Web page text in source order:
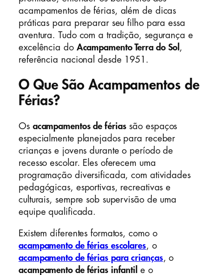
acampamentos de férias, além de dicas
práticas para preparar seu filho para essa
aventura. Tudo com a tradição, segurança e
excelência do Acampamento Terra do Sol ,
referência nacional desde 1951.
O Que São Acampamentos de
Férias?
Os acampamentos de férias são espaços
especialmente planejados para receber
crianças e jovens durante o período de
recesso escolar. Eles oferecem uma
programação diversificada, com atividades
pedagógicas, esportivas, recreativas e
culturais, sempre sob supervisão de uma
equipe qualificada.
Existem diferentes formatos, como o
acampamento de férias escolares , o
acampamento de férias para crianças , o
acampamento de férias infantil
e o